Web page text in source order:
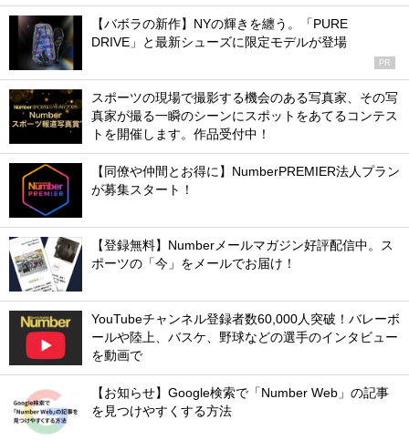
【バボラの新作】NYの輝きを纏う。「PURE
DRIVE」と最新シューズに限定モデルが登場
PR
スポーツの現場で撮影する機会のある写真家、その写
真家が撮る一瞬のシーンにスポットをあてるコンテス
トを開催します。作品受付中！
【同僚や仲間とお得に】NumberPREMIER法人プラン
が募集スタート！
【登録無料】Numberメールマガジン好評配信中。ス
ポーツの「今」をメールでお届け！
YouTubeチャンネル登録者数60,000人突破！バレーボ
ールや陸上、バスケ、野球などの選手のインタビュー
を動画で
【お知らせ】Google検索で「Number Web」の記事
を見つけやすくする方法